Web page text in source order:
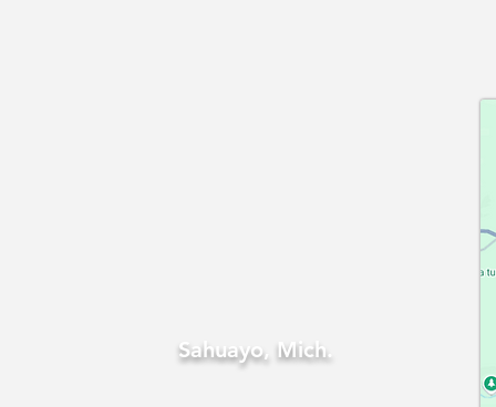
Sahuayo, Mich.